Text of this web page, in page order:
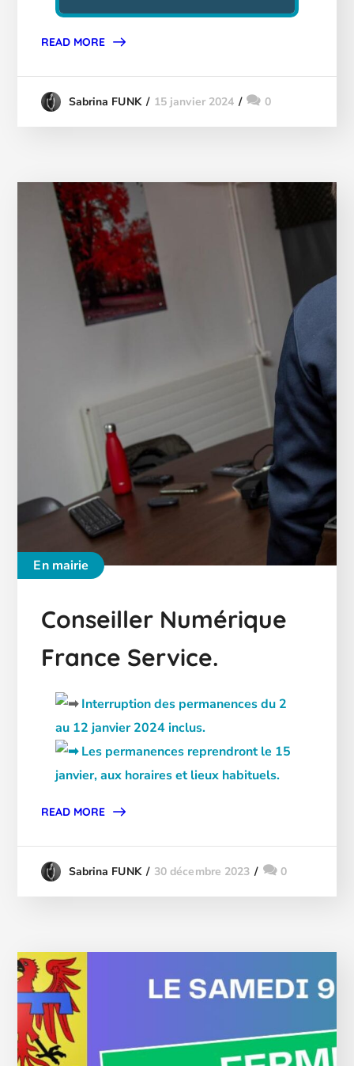
READ MORE
Sabrina FUNK 15 janvier 2024 0
En mairie
Conseiller Numérique
France Service.
Interruption des permanences du 2
au 12 janvier 2024 inclus.
Les permanences reprendront le 15
janvier, aux horaires et lieux habituels.
READ MORE
Sabrina FUNK 30 décembre 2023 0